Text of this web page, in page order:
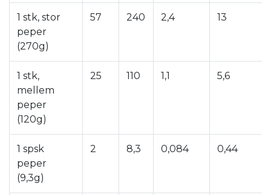
1 stk, stor
peper
(270g)
57 240 2,4 13
1 stk,
mellem
peper
(120g)
25 110 1,1 5,6
1 spsk
peper
(9,3g)
2 8,3 0,084 0,44